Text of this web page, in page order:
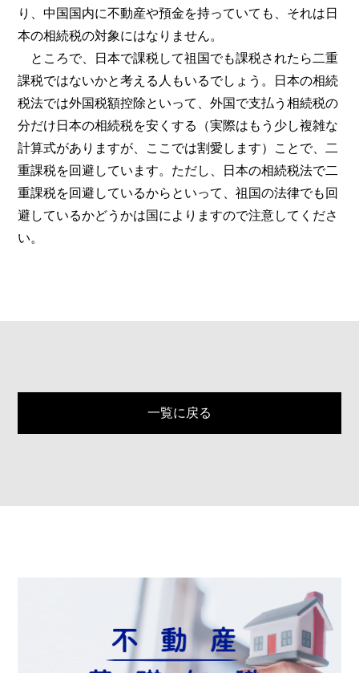
り、中国国内に不動産や預金を持っていても、それは日
本の相続税の対象にはなりません。
ところで、日本で課税して祖国でも課税されたら二重
課税ではないかと考える人もいるでしょう。日本の相続
税法では外国税額控除といって、外国で支払う相続税の
分だけ日本の相続税を安くする（実際はもう少し複雑な
計算式がありますが、ここでは割愛します）ことで、二
重課税を回避しています。ただし、日本の相続税法で二
重課税を回避しているからといって、祖国の法律でも回
避しているかどうかは国によりますので注意してくださ
い。
一覧に戻る